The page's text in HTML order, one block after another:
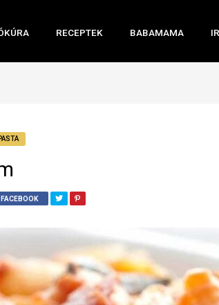
RECEPTEK BABAMAMA